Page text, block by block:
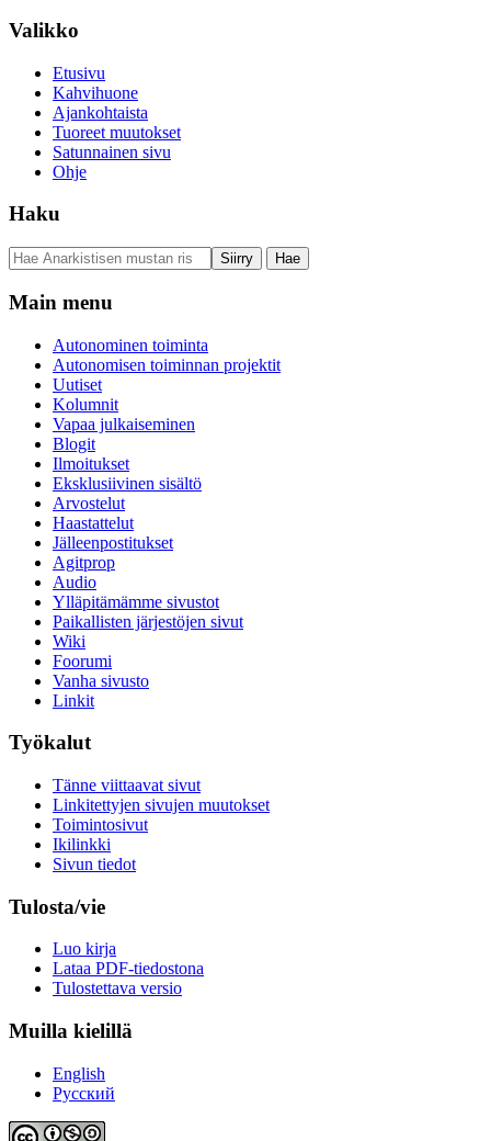
Valikko
Etusivu
Kahvihuone
Ajankohtaista
Tuoreet muutokset
Satunnainen sivu
Ohje
Haku
Main menu
Autonominen toiminta
Autonomisen toiminnan projektit
Uutiset
Kolumnit
Vapaa julkaiseminen
Blogit
Ilmoitukset
Eksklusiivinen sisältö
Arvostelut
Haastattelut
Jälleenpostitukset
Agitprop
Audio
Ylläpitämämme sivustot
Paikallisten järjestöjen sivut
Wiki
Foorumi
Vanha sivusto
Linkit
Työkalut
Tänne viittaavat sivut
Linkitettyjen sivujen muutokset
Toimintosivut
Ikilinkki
Sivun tiedot
Tulosta/vie
Luo kirja
Lataa PDF-tiedostona
Tulostettava versio
Muilla kielillä
English
Русский